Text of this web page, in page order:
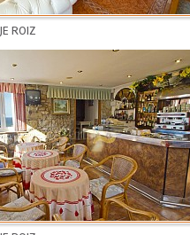
ROIZ